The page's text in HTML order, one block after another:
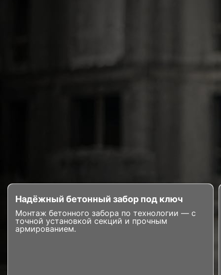
Надёжный бетонный забор под ключ
Монтаж бетонного забора по технологии — с
точной установкой секций и прочным
армированием.